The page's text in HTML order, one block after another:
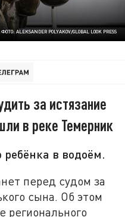
ФОТО: ALEKSANDER POLYAKOV/GLOBAL LOOK PRESS
за истязание
в реке Темерник
в водоём.
перед судом за
сына. Об этом
регионального